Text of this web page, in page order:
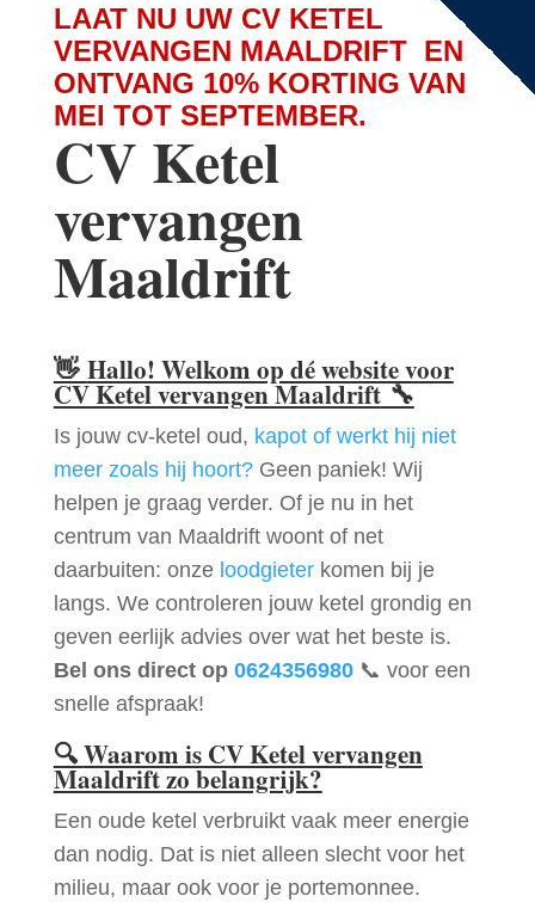
LAAT NU UW CV KETEL
VERVANGEN MAALDRIFT EN
ONTVANG 10% KORTING VAN
MEI TOT SEPTEMBER.
CV Ketel
vervangen
Maaldrift
👋 Hallo! Welkom op dé website voor
CV Ketel vervangen Maaldrift🔧
Is jouw cv-ketel oud, kapot of werkt hij niet
meer zoals hij hoort?Geen paniek! Wij
helpen je graag verder. Of je nu in het
centrum van Maaldrift woont of net
daarbuiten: onze loodgieterkomen bij je
langs. We controleren jouw ketel grondig en
geven eerlijk advies over wat het beste is.
Bel ons direct op 0624356980📞 voor een
snelle afspraak!
🔍Waarom is CV Ketel vervangen
Maaldrift zo belangrijk?
Een oude ketel verbruikt vaak meer energie
dan nodig. Dat is niet alleen slecht voor het
milieu, maar ook voor je portemonnee.